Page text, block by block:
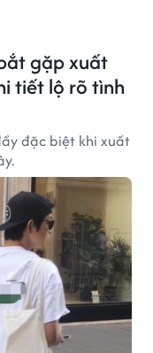
gặp xuất
tiết lộ rõ tình
đặc biệt khi xuất